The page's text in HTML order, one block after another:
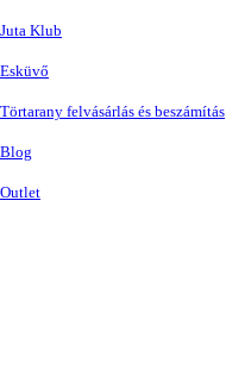
Juta Klub
Esküvő
Törtarany felvásárlás és beszámítás
Blog
Outlet